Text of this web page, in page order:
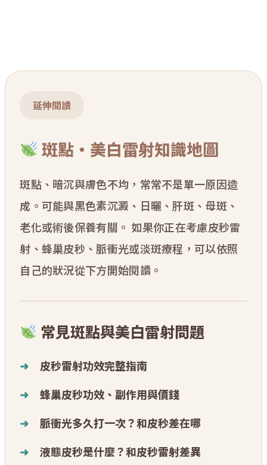
延伸閱讀
斑點・美白雷射知識地圖
斑點、暗沉與膚色不均，常常不是單一原因造
成。可能與黑色素沉澱、日曬、肝斑、母斑、
老化或術後保養有關。 如果你正在考慮皮秒雷
射、蜂巢皮秒、脈衝光或淡斑療程，可以依照
自己的狀況從下方開始閱讀。
常見斑點與美白雷射問題
皮秒雷射功效完整指南
蜂巢皮秒功效、副作用與價錢
脈衝光多久打一次？和皮秒差在哪
液態皮秒是什麼？和皮秒雷射差異